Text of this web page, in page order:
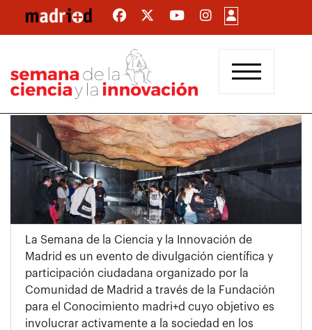
La Semana de la Ciencia y la Innovación de
Madrid es un evento de divulgación científica y
participación ciudadana organizado por la
Comunidad de Madrid a través de la Fundación
para el Conocimiento madri+d cuyo objetivo es
involucrar activamente a la sociedad en los